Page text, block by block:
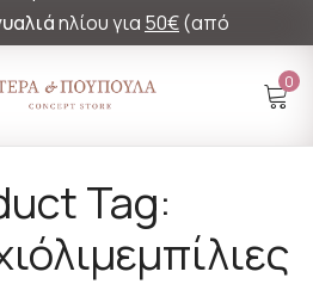
ηλίου για 50€(από
0
Tag: